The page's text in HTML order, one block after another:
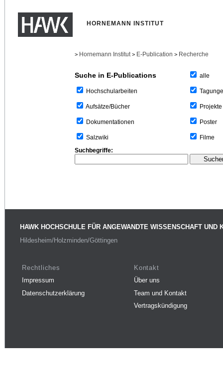
HORNEMANN INSTITUT
> Hornemann Institut > E-Publication > Recherche
Suche in E-Publications
Hochschularbeiten
Aufsätze/Bücher
Dokumentationen
Salzwiki
alle
Projekte
Poster
Filme
Suchbegriffe:
HAWK HOCHSCHULE FÜR ANGEWANDTE WISSENSCHAFT UND
Hildesheim/Holzminden/Göttingen
Rechtliches
Impressum
Datenschutzerklärung
Kontakt
Über uns
Team und Kontakt
Vertragskündigung